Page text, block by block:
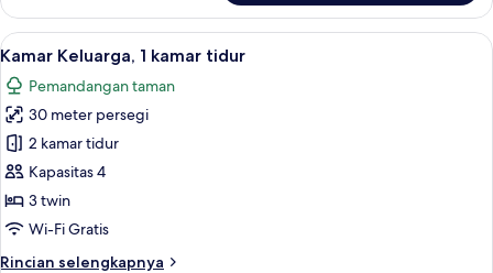
Kamar
Twin,
1
tidur,
pemandangan
kebun
Lihat
semua
foto
untuk
Kamar
Keluarga,
1
kamar
Kamar Keluarga, 1 kamar tidur |
8
Kamar Keluarga, 1 kamar tidur
Pemandangan taman
30 meter persegi
2 kamar tidur
Kapasitas 4
3 twin
Wi-Fi Gratis
Rincian selengkapnya
Rincian